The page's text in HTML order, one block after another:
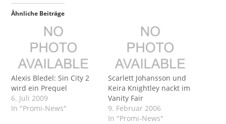
Ähnliche Beiträge
Alexis Bledel: Sin City 2
wird ein Prequel
6. Juli 2009
In "Promi-News"
Scarlett Johansson und
Keira Knightley nackt im
Vanity Fair
9. Februar 2006
In "Promi-News"